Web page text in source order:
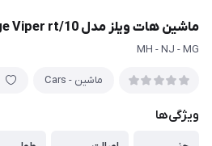
ماشین هات ویلز مدل Dodge Viper rt/10
MH - NJ - MG
ماشین - Cars
ویژگی‌ها